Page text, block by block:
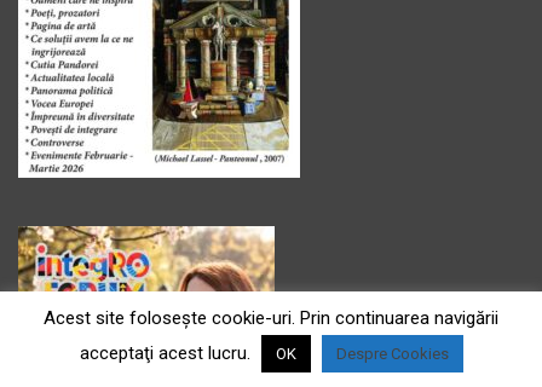
Acest site foloseşte cookie-uri. Prin continuarea navigării
acceptaţi acest lucru.
OK Despre Cookies